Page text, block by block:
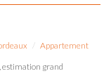
Appartement
estimation grand